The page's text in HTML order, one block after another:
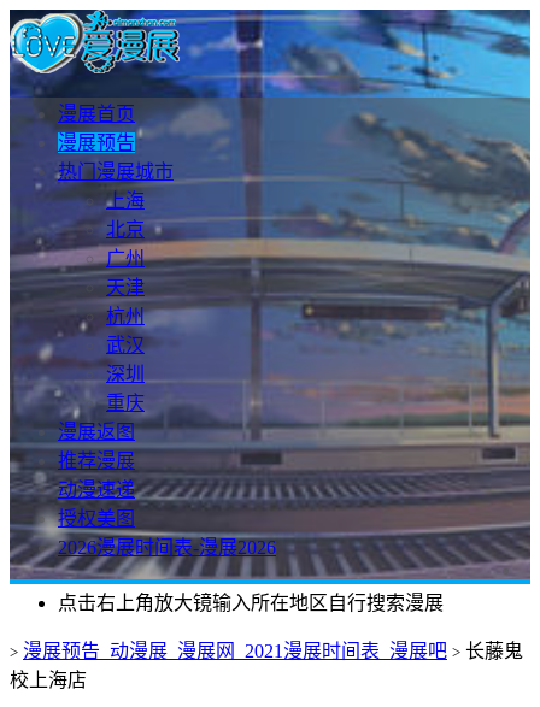
漫展首页
漫展预告
热门漫展城市
上海
北京
广州
天津
杭州
武汉
深圳
重庆
漫展返图
推荐漫展
动漫速递
授权美图
2026漫展时间表-漫展2026
点击右上角放大镜输入所在地区自行搜索漫展
> 漫展预告_动漫展_漫展网_2021漫展时间表_漫展吧 > 长藤鬼
校上海店